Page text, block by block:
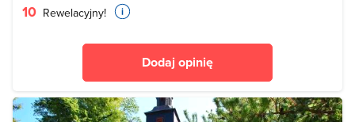
10 Rewelacyjny!
Dodaj opinię